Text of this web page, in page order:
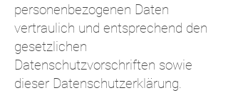
personenbezogenen Daten
vertraulich und entsprechend den
gesetzlichen
Datenschutzvorschriften sowie
dieser Datenschutzerklärung.